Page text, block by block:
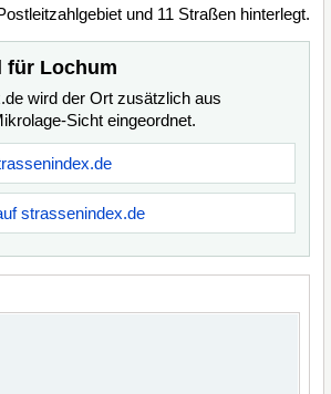
und 11 Straßen hinterlegt.
für Lochum
wird der Ort zusätzlich aus
Sicht eingeordnet.
strassenindex.de